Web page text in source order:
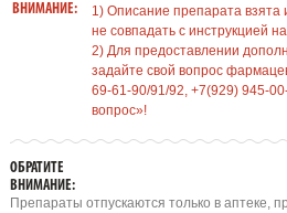
ВНИМАНИЕ:
1) Описание препарата
не совпадать с инструкцией
2) Для предоставлении
задайте свой вопрос
69-61-90/91/92, +7(929) 945-
вопрос»!
ОБРАТИТЕ
ВНИМАНИЕ:
Препараты отпускаются только в аптеке,